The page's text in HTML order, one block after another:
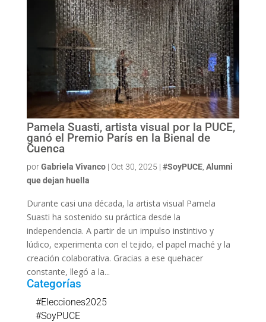
Pamela Suasti, artista visual por la PUCE,
ganó el Premio París en la Bienal de
Cuenca
porGabriela Vivanco| Oct 30, 2025 | #SoyPUCE, Alumni
que dejan huella
Durante casi una década, la artista visual Pamela
Suasti ha sostenido su práctica desde la
independencia. A partir de un impulso instintivo y
lúdico, experimenta con el tejido, el papel maché y la
creación colaborativa. Gracias a ese quehacer
constante, llegó a la...
Categorías
#Elecciones2025
#SoyPUCE